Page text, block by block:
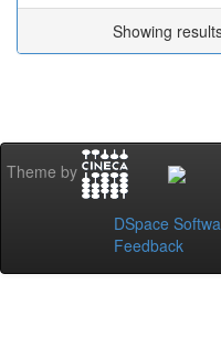
Showing
Theme by
DSpace
Feedback